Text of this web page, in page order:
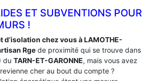
ET SUBVENTIONS POUR
!
d’isolation chez vous à LAMOTHE-
Rge de proximité qui se trouve dans
du TARN-ET-GARONNE, mais vous avez
cher au bout du compte ?